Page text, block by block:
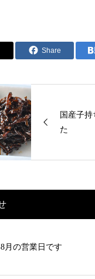
Share
国産子持
た
8月の営業日です